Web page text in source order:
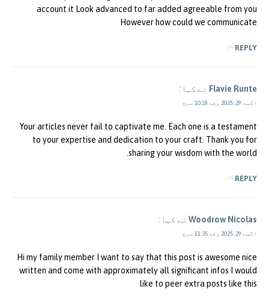
account it Look advanced to far added agreeable from you
However how could we communicate
REPLY
Flavie Runte نے کہا:
اگست 29, 2025 وقت 10:18 صبح
Your articles never fail to captivate me. Each one is a testament
to your expertise and dedication to your craft. Thank you for
sharing your wisdom with the world.
REPLY
Woodrow Nicolas نے کہا:
اگست 29, 2025 وقت 11:35 صبح
Hi my family member I want to say that this post is awesome nice
written and come with approximately all significant infos I would
like to peer extra posts like this